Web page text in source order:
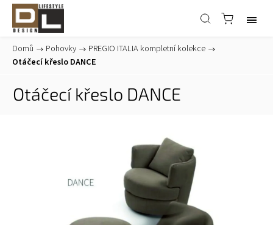
Domů / Pohovky / PREGIO ITALIA kompletní kolekce /
Otáčecí křeslo DANCE
Otáčecí křeslo DANCE